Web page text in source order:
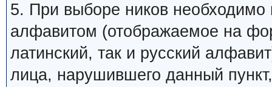
5. При выборе ников необходимо
алфавитом (отображаемое на
латинский, так и русский
лица, нарушившего данный